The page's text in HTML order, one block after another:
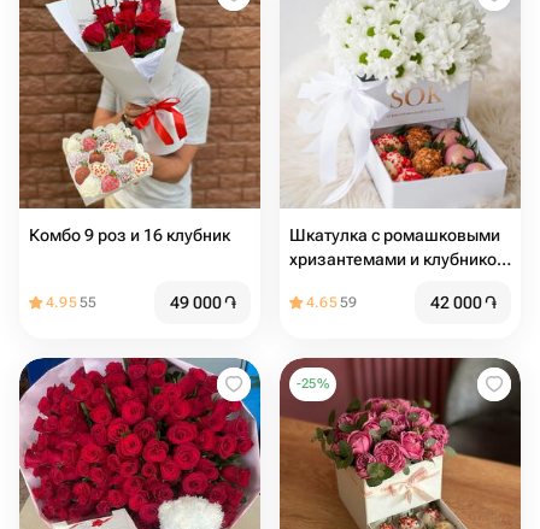
Комбо 9 роз и 16 клубник
4.9555 49 000֏
Шкатулка с ромашковыми
хризантемами и клубникой
4.6559 42 000֏
-25%